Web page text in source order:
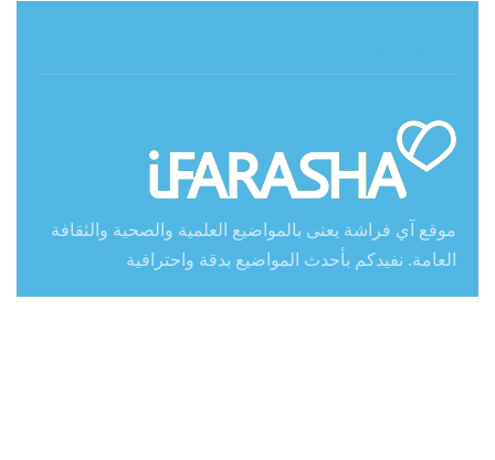
موقع آي فراشة يعنى بالمواضيع العلمية والصحية والثقافة
العامة. نفيدكم بأحدث المواضيع بدقة واحترافية